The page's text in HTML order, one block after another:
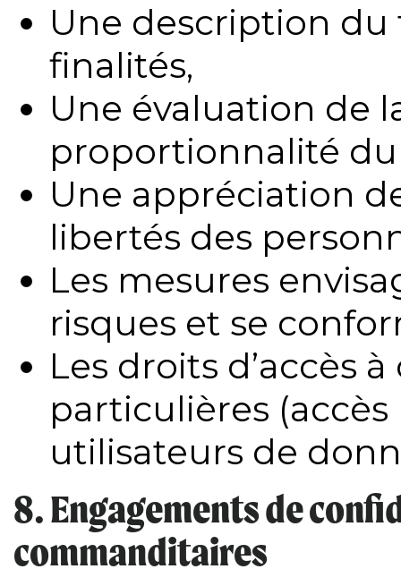
Une description
finalités,
Une évaluation de
proportionnalité
Une appréciation
libertés des
Les mesures
risques et se
Les droits d’accès
particulières
utilisateurs de
8. Engagements de
commanditaires